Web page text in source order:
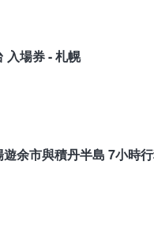
入場券 - 札幌
余市與積丹半島 7小時